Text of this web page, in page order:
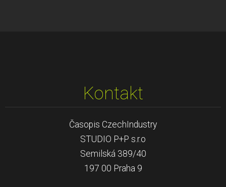
Kontakt
Časopis CzechIndustry
STUDIO P+P s.r.o
Semilská 389/40
197 00 Praha 9